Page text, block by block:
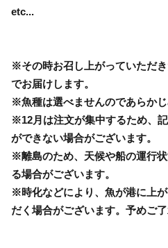
etc...
※その時お召し上がっていただ
でお届けします。
※魚種は選べませんのであらかじ
※12月は注文が集中するため、
ができない場合がございます。
※離島のため、天候や船の運行
る場合がございます。
※時化などにより、魚が港に上
だく場合がございます。予めご了